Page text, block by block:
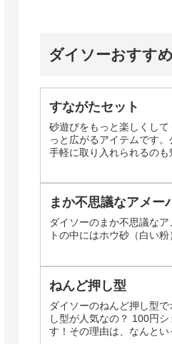
ダイソーおすす
すながたセット
砂遊びをもっと楽しくし
っと広がるアイテムです
手軽に取り入れられるの
まか不思議なアメー
ダイソーのまか不思議な
トの中にはホウ砂（白い
ねんど押し型
ダイソーのねんど押し型
し型が人気なの？ 100円
す！その理由は、なんと